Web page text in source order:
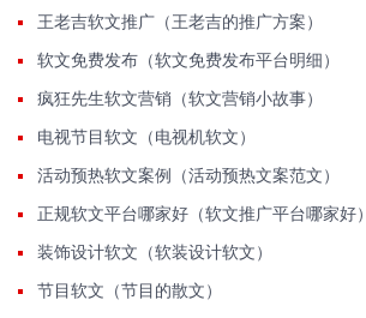
王老吉软文推广（王老吉的推广方案）
软文免费发布（软文免费发布平台明细）
疯狂先生软文营销（软文营销小故事）
电视节目软文（电视机软文）
活动预热软文案例（活动预热文案范文）
正规软文平台哪家好（软文推广平台哪家好）
装饰设计软文（软装设计软文）
节目软文（节目的散文）